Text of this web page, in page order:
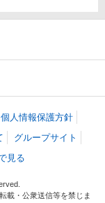
個人情報保護方針
グループサイト
見る
載・公衆送信等を禁じま